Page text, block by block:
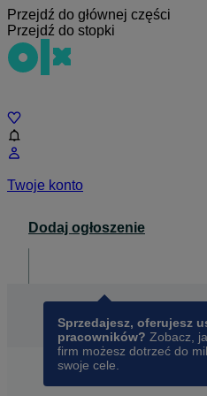
Przejdź do głównej części
Przejdź do stopki
Twoje konto
Dodaj ogłoszenie
Sprzedajesz, oferujesz
pracowników? Zobacz,
firm możesz dotrzeć do
swoje cele.